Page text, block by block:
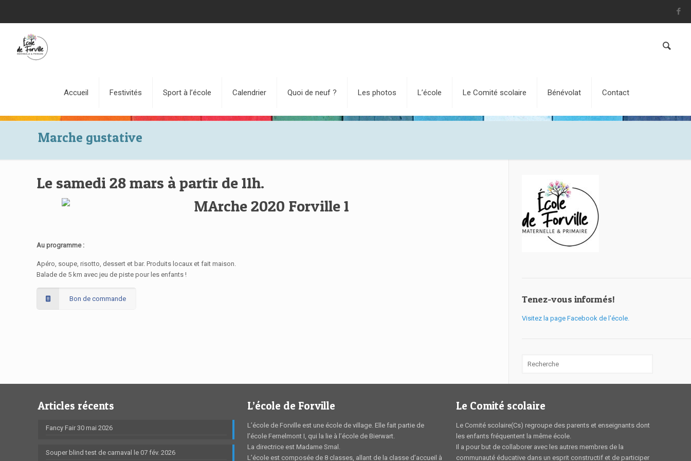
Accueil Festivités Sport à l’école Calendrier Quoi de neuf ? Les photos L’école Le Comité scolaire Bénévolat Contact
Marche gustative
Le samedi 28 mars à partir de 11h.
Au programme :
Apéro, soupe, risotto, dessert et bar. Produits locaux et fait maison.
Balade de 5 km avec jeu de piste pour les enfants !
Bon de commande Tenez-vous informés!
Visitez la page Facebook de l'école.
Articles récents
Fancy Fair 30 mai 2026
Souper blind test de carnaval le 07 fév. 2026
L’école de Forville
L’école de Forville est une école de village. Elle fait partie de
l’école Fernelmont I, qui la lie à l’école de Bierwart.
La directrice est Madame Smal.
L’école est composée de 8 classes, allant de la classe d’accueil à
Le Comité scolaire
Le Comité scolaire(Cs) regroupe des parents et enseignants dont
les enfants fréquentent la même école.
Il a pour but de collaborer avec les autres membres de la
communauté éducative dans un esprit constructif et de participer